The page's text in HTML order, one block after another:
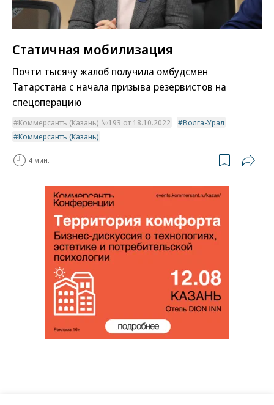
Статичная мобилизация
Почти тысячу жалоб получила омбудсмен
Татарстана с начала призыва резервистов на
спецоперацию
Коммерсантъ (Казань) №193 от 18.10.2022
Волга-Урал
Коммерсантъ (Казань)
4 мин.